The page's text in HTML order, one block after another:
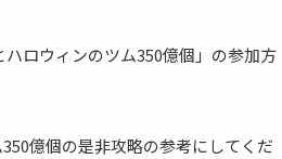
ロウィンのツム350億個」の参加方
億個の是非攻略の参考にしてくだ